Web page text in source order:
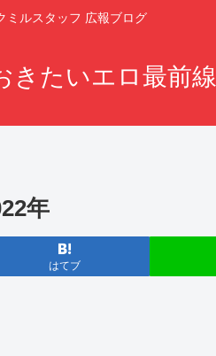
ミルスタッフ 広報ブログ
きたいエロ最前線
年
はてブ